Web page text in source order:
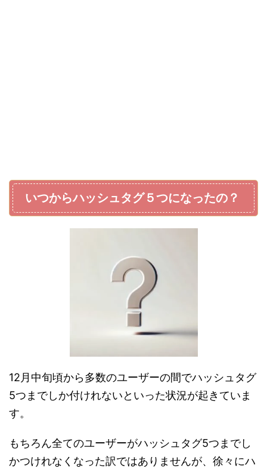
いつからハッシュタグ５つになったの？
12月中旬頃から多数のユーザーの間でハッシュタグ
5つまでしか付けれないといった状況が起きていま
す。
もちろん全てのユーザーがハッシュタグ5つまでし
かつけれなくなった訳ではありませんが、徐々にハ